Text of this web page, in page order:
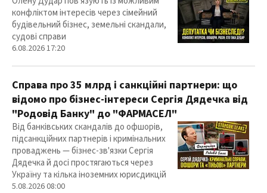
конфліктом інтересів через сімейний
будівельний бізнес, земельні скандали,
судові справи
6.08.2026 17:20
Справа про 35 млрд і санкційні партнери: що
відомо про бізнес-інтереси Сергія Дядечка від
"Родовід Банку" до "ФАРМАСЕЛ"
Від банківських скандалів до офшорів,
підсанкційних партнерів і кримінальних
проваджень — бізнес-зв'язки Сергія
Дядечка й досі простягаються через
Україну та кілька іноземних юрисдикцій
5.08.2026 08:00